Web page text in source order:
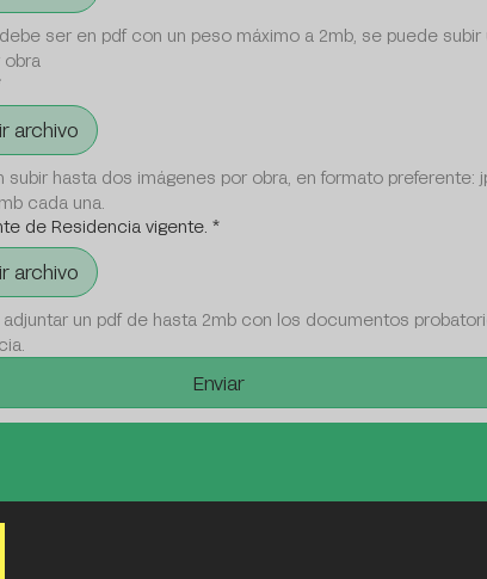
ser en pdf con un peso máximo a 2mb, se puede subir
obra
archivo
subir hasta dos imágenes por obra, en formato preferente:
cada una.
de Residencia vigente. *
archivo
adjuntar un pdf de hasta 2mb con los documentos
Enviar